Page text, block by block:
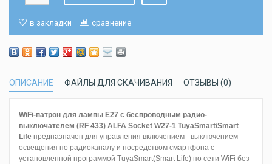
в закладки сравнение
ОПИСАНИЕ ФАЙЛЫ ДЛЯ СКАЧИВАНИЯ ОТЗЫВЫ (0)
WiFi-патрон для лампы E27 с беспроводным радио-
выключателем (RF 433) ALFA Socket W27-1 TuyaSmart/Smart
Life предназначен для управления включением - выключением
освещения по радиоканалу и посредством смартфона с
установленной программой TuyaSmart(Smart Life) по сети WiFi без